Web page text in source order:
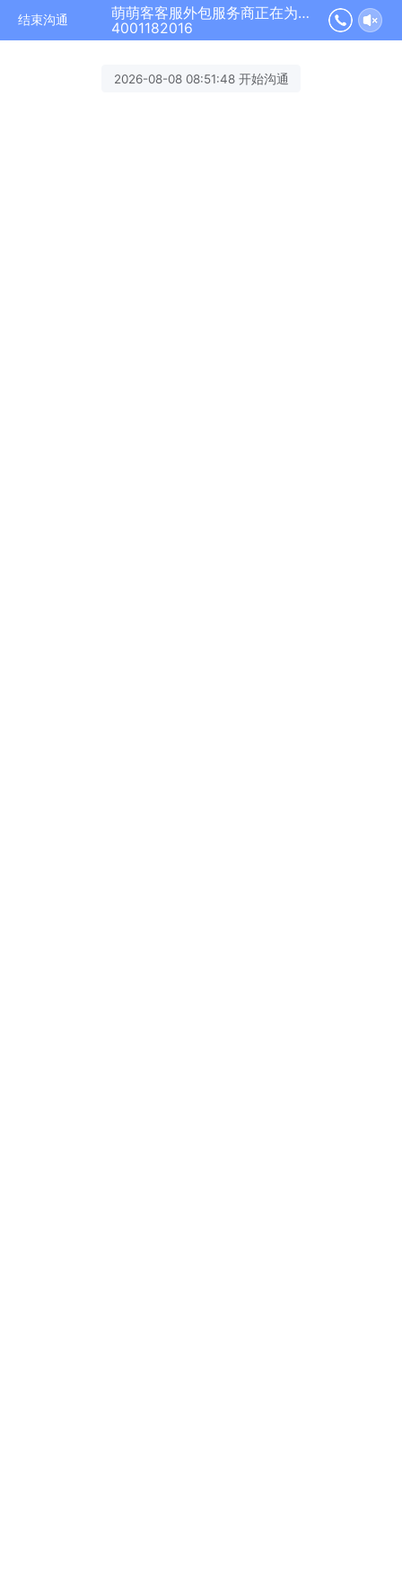
结束沟通
萌萌客客服外包服务商正在为您服务
4001182016
2026-08-08 08:51:48 开始沟通